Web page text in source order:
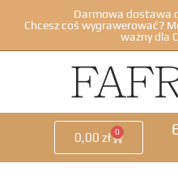
Darmowa dostawa
Chcesz coś wygrawerować?
ważny dla
0,00 zł 0